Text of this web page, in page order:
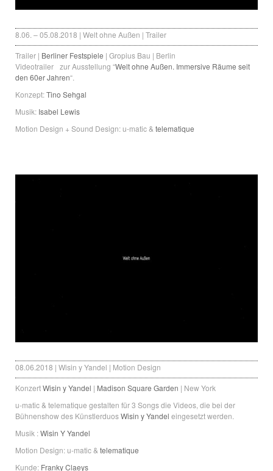
8.06. – 05.08.2018 | Welt ohne Außen | Trailer
Trailer | Berliner Festspiele | Gropius Bau | Berlin
Videotrailer zur Ausstellung “Welt ohne Außen. Immersive Räume seit
den 60er Jahren“.
Konzept:Tino Sehgal
Musik: Isabel Lewis
Motion Design + Sound Design: u-matic & telematique
08.06.2018 | Wisin y Yandel | Motion Design
KonzertWisin y Yandel | Madison Square Garden | New York
u-matic & telematique gestalten für 3 Songs die Videos, die bei der
Bühnenshow des KünstlerduosWisin y Yandel eingesetzt werden.
Musik :Wisin Y Yandel
Motion Design: u-matic & telematique
Kunde: Franky Claeys